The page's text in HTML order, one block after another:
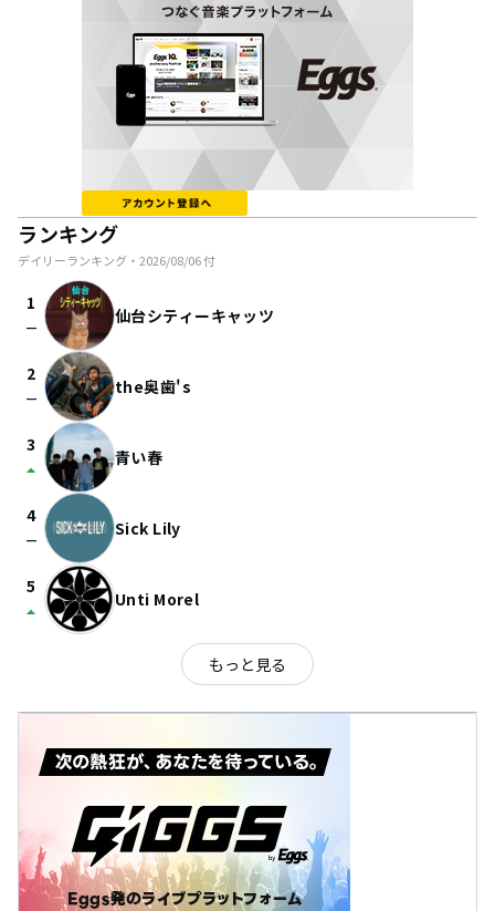
ランキング
デイリーランキング・ 2026/08/06付
1
check_indeterminate_small 仙台シティーキャッツ
2
check_indeterminate_small the奥歯's
3
arrow_drop_up 青い春
4
check_indeterminate_small Sick Lily
5
arrow_drop_up Unti Morel
もっと見る